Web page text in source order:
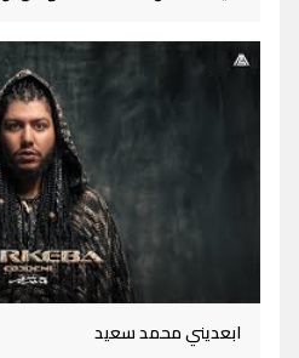
ابعديني محمد سعيد